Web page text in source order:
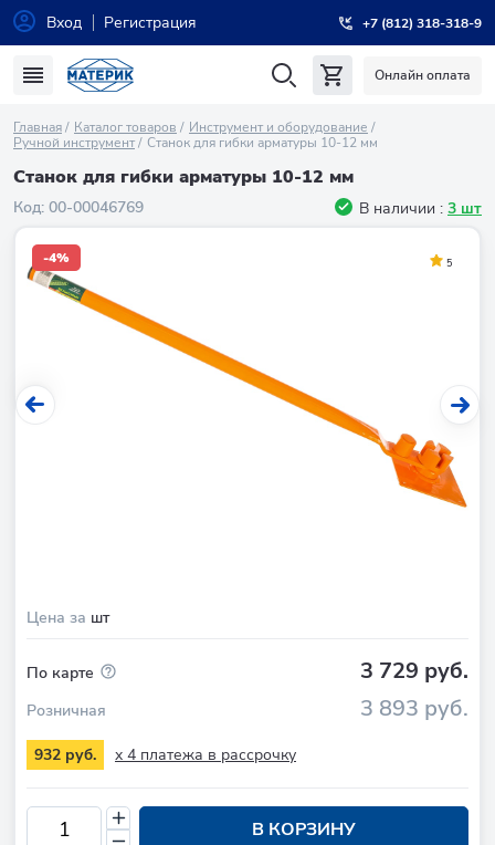
Вход Регистрация +7 (812) 318-318-9
Онлайн оплата
Главная Каталог товаров
Инструмент и оборудование
Ручной инструмент
Станок для гибки арматуры 10-12 мм
Станок для гибки арматуры 10-12 мм
Код: 00-00046769 В наличии : 3 шт
Цена за шт
-4% 5
По карте 3 729 руб.
Розничная 3 893 руб.
932 руб. x 4 платежа в рассрочку
В КОРЗИНУ